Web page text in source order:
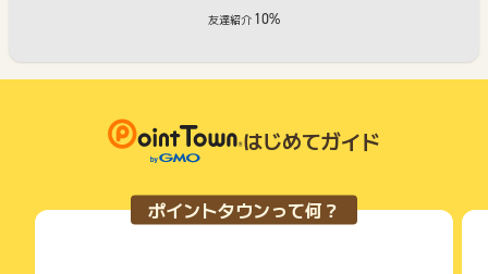
友達紹介 10%
はじめてガイド
ポイントタウンって何？